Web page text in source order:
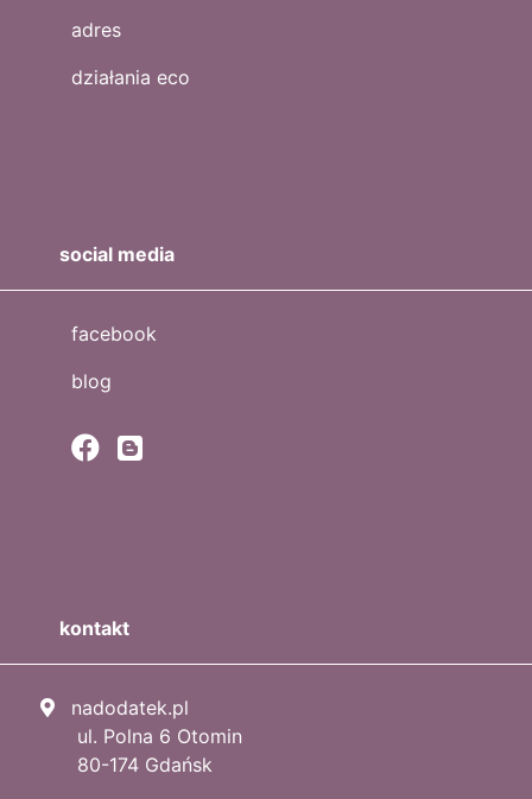
adres
działania eco
social media
facebook
blog
kontakt
nadodatek.pl
ul. Polna 6 Otomin
80-174 Gdańsk